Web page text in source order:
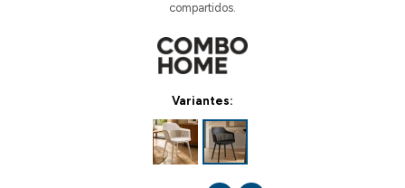
compartidos.
Variantes: